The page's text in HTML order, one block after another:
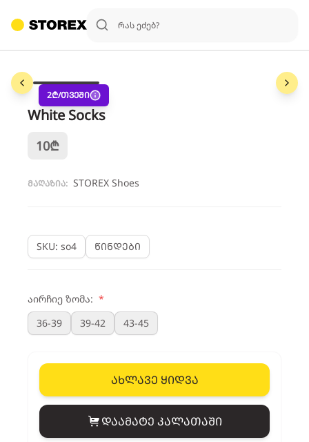
2₾/თვეში
White Socks
10₾
მაღაზია: STOREX Shoes
SKU: so4 წინდები
აირჩიე ზომა: *
36-39
39-42 43-45
ახლავე ყიდვა
View cart
დაამატე კალათაში